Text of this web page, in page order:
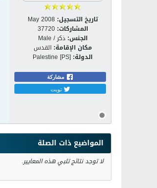
تاريخ التسجيل: May 2008
المشاركات: 37720
الجنس: ذكر / Male
مكان الإقامة: القدس
الدولة: Palestine [PS]
مشاركة
تويت
المواضيع ذات الصلة
لا توجد نتائج تلبي هذه المعايير.